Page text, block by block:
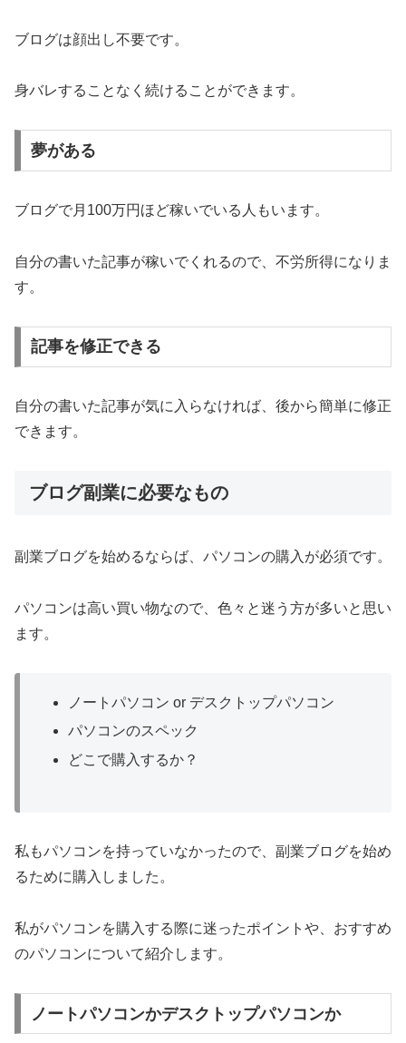
ブログは顔出し不要です。
身バレすることなく続けることができます。
夢がある
ブログで月100万円ほど稼いでいる人もいます。
自分の書いた記事が稼いでくれるので、不労所得になりま
す。
記事を修正できる
自分の書いた記事が気に入らなければ、後から簡単に修正
できます。
ブログ副業に必要なもの
副業ブログを始めるならば、パソコンの購入が必須です。
パソコンは高い買い物なので、色々と迷う方が多いと思い
ます。
ノートパソコン or デスクトップパソコン
パソコンのスペック
どこで購入するか？
私もパソコンを持っていなかったので、副業ブログを始め
るために購入しました。
私がパソコンを購入する際に迷ったポイントや、おすすめ
のパソコンについて紹介します。
ノートパソコンかデスクトップパソコンか